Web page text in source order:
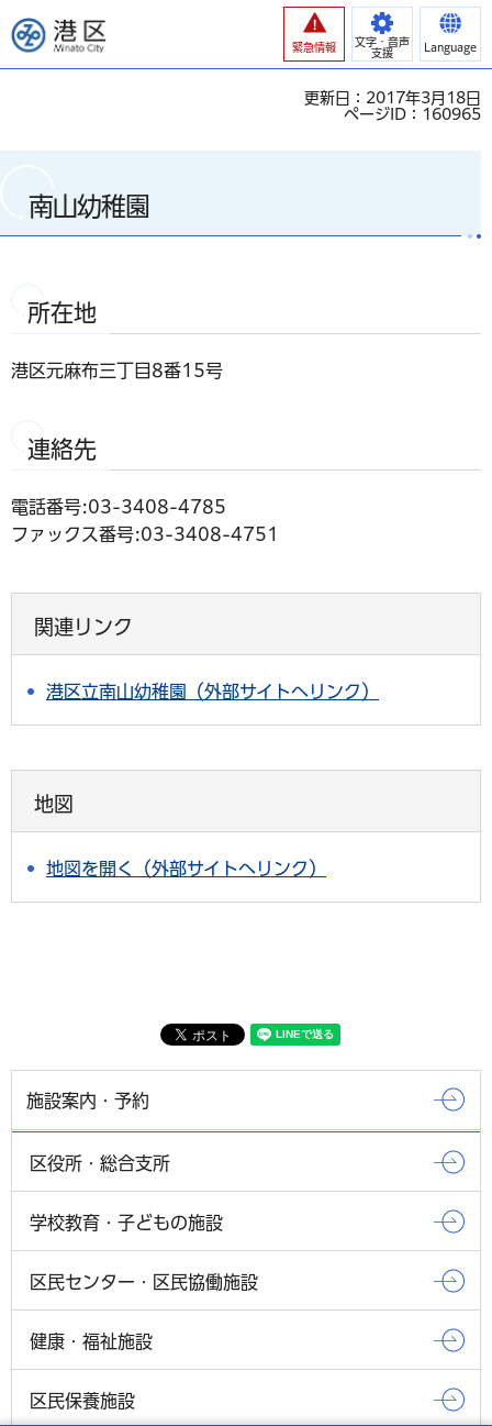
港区
緊急情報
文字・音声
支援
Language
更新日：2017年3月18日
ページID：160965
南山幼稚園
所在地
港区元麻布三丁目8番15号
連絡先
電話番号:03-3408-4785
ファックス番号:03-3408-4751
関連リンク
港区立南山幼稚園（外部サイトへリンク）
地図
地図を開く（外部サイトへリンク）
施設案内・予約
区役所・総合支所
学校教育・子どもの施設
区民センター・区民協働施設
健康・福祉施設
区民保養施設